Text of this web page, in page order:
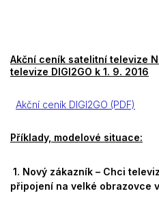
Akční ceník satelitní televize
televize DIGI2GO k 1. 9. 2016
Akční ceník DIGI2GO (PDF)
Příklady, modelové situace:
1. Nový zákazník – Chci
připojení na velké obrazovce